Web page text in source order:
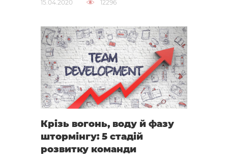
15.04.2020 12296
Крізь вогонь, воду й фазу
штормінгу: 5 стадій
розвитку команди